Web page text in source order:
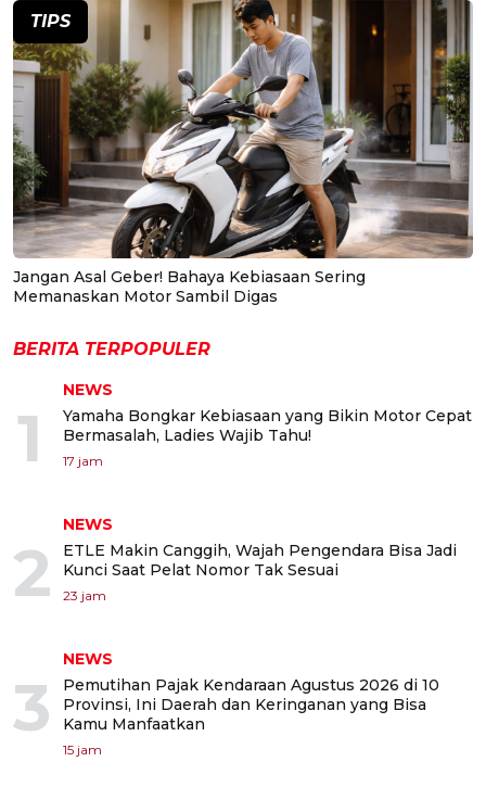
TIPS
Jangan Asal Geber! Bahaya Kebiasaan Sering
Memanaskan Motor Sambil Digas
BERITA TERPOPULER
1
NEWS
Yamaha Bongkar Kebiasaan yang Bikin Motor Cepat
Bermasalah, Ladies Wajib Tahu!
17 jam
2
NEWS
ETLE Makin Canggih, Wajah Pengendara Bisa Jadi
Kunci Saat Pelat Nomor Tak Sesuai
23 jam
3
NEWS
Pemutihan Pajak Kendaraan Agustus 2026 di 10
Provinsi, Ini Daerah dan Keringanan yang Bisa
Kamu Manfaatkan
15 jam